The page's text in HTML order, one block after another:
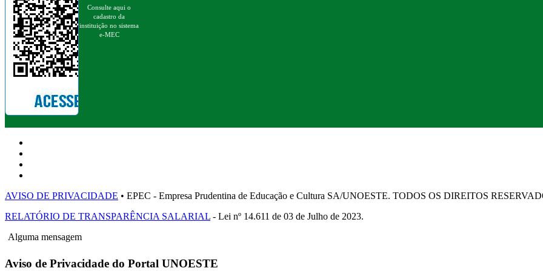
Consulte aqui o
cadastro da
instituição no sistema
e-MEC
AVISO DE PRIVACIDADE • EPEC - Empresa Prudentina de Educação e Cultura SA/UNOESTE. TODOS OS DIREITOS
RELATÓRIO DE TRANSPARÊNCIA SALARIAL - Lei nº 14.611 de 03 de Julho de 2023.
Alguma mensagem
Aviso de Privacidade do Portal UNOESTE